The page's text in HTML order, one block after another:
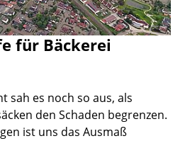
für Bäckerei
sah es noch so aus, als
den Schaden begrenzen.
ist uns das Ausmaß